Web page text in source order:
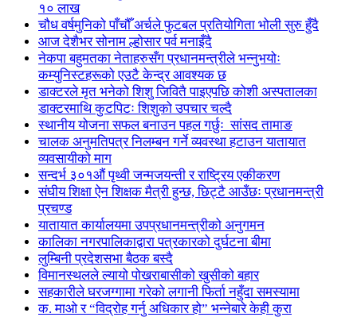
१० लाख
चौध वर्षमुनिको पाँचौँ अर्चले फुटबल प्रतियोगिता भोली सुरु हुँदै
आज देशैभर सोनाम ल्होसार पर्व मनाइँदै
नेकपा बहुमतका नेताहरुसँग प्रधानमन्त्रीले भन्नुभयोः
कम्युनिस्टहरूको एउटै केन्द्र आवश्यक छ
डाक्टरले मृत भनेको शिशु जिवितै पाइएपछि कोशी अस्पतालका
डाक्टरमाथि कुटपिटः शिशुको उपचार चल्दै
स्थानीय योजना सफल बनाउन पहल गर्छुः सांसद तामाङ
चालक अनुमतिपत्र निलम्बन गर्ने व्यवस्था हटाउन यातायात
व्यवसायीको माग
सन्दर्भ ३०१औं पृथ्वी जन्मजयन्ती र राष्ट्रिय एकीकरण
संघीय शिक्षा ऐन शिक्षक मैत्री हुन्छ, छिट्टै आउँछः प्रधानमन्त्री
प्रचण्ड
यातायात कार्यालयमा उपप्रधानमन्त्रीको अनुगमन
कालिका नगरपालिकाद्वारा पत्रकारको दुर्घटना बीमा
लुम्बिनी प्रदेशसभा बैठक बस्दै
विमानस्थलले ल्यायो पोखराबासीको खुसीको बहार
सहकारीले घरजग्गामा गरेको लगानी फिर्ता नहुँदा समस्यामा
क. माओ र “विद्रोह गर्नु अधिकार हो” भन्नेबारे केही कुरा